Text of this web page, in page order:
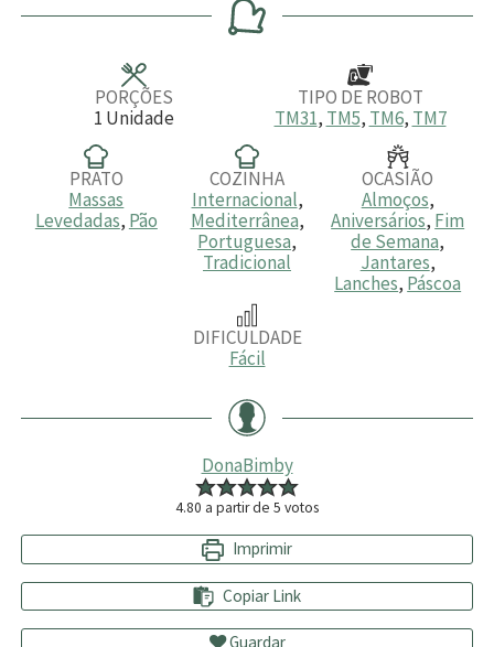
a
u
u
t
a
u
PORÇÕES
1 Unidade
TIPO DE ROBOT
TM31, TM5, TM6, TM7
PRATO
Massas
Levedadas, Pão
COZINHA
Internacional,
Mediterrânea,
Portuguesa,
Tradicional
OCASIÃO
Almoços,
Aniversários, Fim
de Semana,
Jantares,
Lanches, Páscoa
DIFICULDADE
Fácil
DonaBimby
4.80 a partir de 5 votos
Imprimir
Copiar Link
Guardar